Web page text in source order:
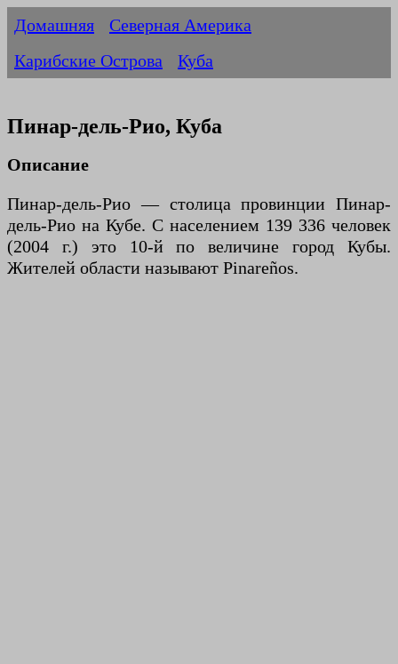
Домашняя
Северная Америка
Карибские Острова
Куба
Пинар-дель-Рио, Куба
Описание
Пинар-дель-Рио — столица провинции Пинар-
дель-Рио на Кубе. С населением 139 336 человек
(2004 г.) это 10-й по величине город Кубы.
Жителей области называют Pinareños.